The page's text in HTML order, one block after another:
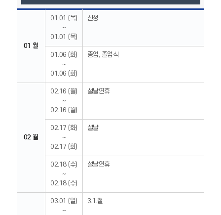
년
정
01 월
01.01 (목)
~
01.01 (목)
신정
01.06 (화)
~
01.06 (화)
종업, 졸업식
02 월
02.16 (월)
~
02.16 (월)
설날연휴
02.17 (화)
~
02.17 (화)
설날
02.18 (수)
~
02.18 (수)
설날연휴
03.01 (일)
~
3.1.절